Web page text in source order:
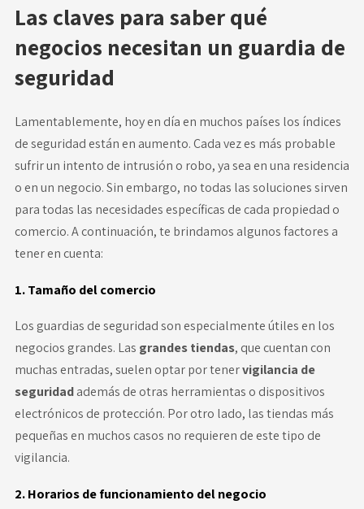
Las claves para saber qué
negocios necesitan un guardia de
seguridad
Lamentablemente, hoy en día en muchos países los índices
de seguridad están en aumento. Cada vez es más probable
sufrir un intento de intrusión o robo, ya sea en una residencia
o en un negocio. Sin embargo, no todas las soluciones sirven
para todas las necesidades específicas de cada propiedad o
comercio. A continuación, te brindamos algunos factores a
tener en cuenta:
1. Tamaño del comercio
Los guardias de seguridad son especialmente útiles en los
negocios grandes. Las grandes tiendas, que cuentan con
muchas entradas, suelen optar por tenervigilancia de
seguridadademás de otras herramientas o dispositivos
electrónicos de protección. Por otro lado, las tiendas más
pequeñas en muchos casos no requieren de este tipo de
vigilancia.
2. Horarios de funcionamiento del negocio